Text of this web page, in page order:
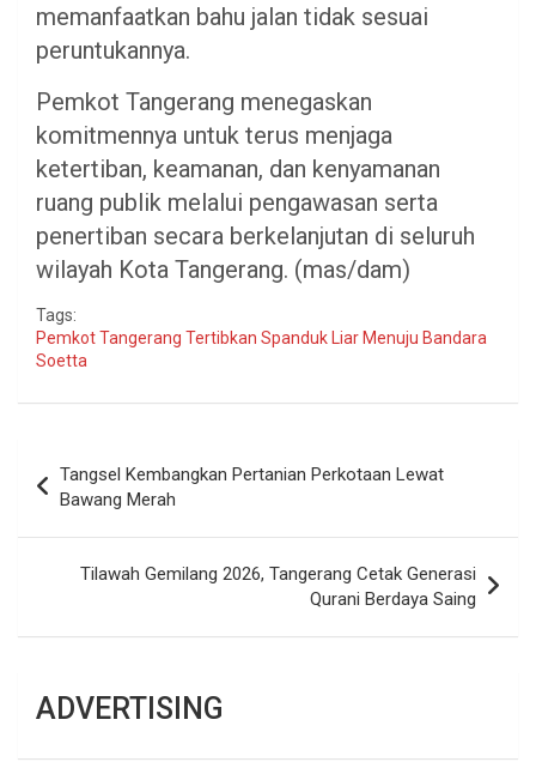
memanfaatkan bahu jalan tidak sesuai
peruntukannya.
Pemkot Tangerang menegaskan
komitmennya untuk terus menjaga
ketertiban, keamanan, dan kenyamanan
ruang publik melalui pengawasan serta
penertiban secara berkelanjutan di seluruh
wilayah Kota Tangerang. (mas/dam)
Tags:
Pemkot Tangerang Tertibkan Spanduk Liar Menuju Bandara
Soetta
pos
Tangsel Kembangkan Pertanian Perkotaan Lewat
Bawang Merah
Tilawah Gemilang 2026, Tangerang Cetak Generasi
Qurani Berdaya Saing
ADVERTISING